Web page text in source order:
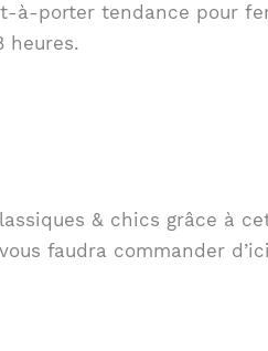
à-porter tendance pour
heures.
& chics grâce à
faudra commander